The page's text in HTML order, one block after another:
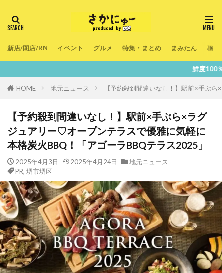
新店/閉店/RN イベント グルメ 特集・まとめ まみたん 暮ら
鮮度100％！堺・南大阪の『今』
HOME 地元ニュース 【予約殺到間違いなし！】駅前×手ぶ
【予約殺到間違いなし！】駅前×手ぶら×ラグ
ジュアリー♡オープンテラスで優雅に気軽に
本格炭火BBQ！「アゴーラBBQテラス2025」
2025年4月3日 2025年4月24日
地元ニュース
PR, 堺市堺区